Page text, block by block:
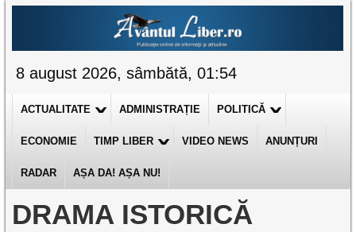
8 august 2026, sâmbătă, 01:54
ACTUALITATE ADMINISTRAȚIE POLITICĂ
ECONOMIE TIMP LIBER VIDEO NEWS ANUNȚURI
RADAR AȘA DA! AȘA NU!
DRAMA ISTORICĂ